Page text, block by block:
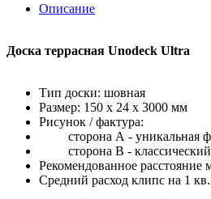
Описание
Доска террасная Unodeck Ultra
Тип доски: шовная
Размер: 150 х 24 х 3000 мм
Рисунок / фактура:
сторона А - уникальная
сторона B - классический
Рекомендованное
Средний расход клипс на 1